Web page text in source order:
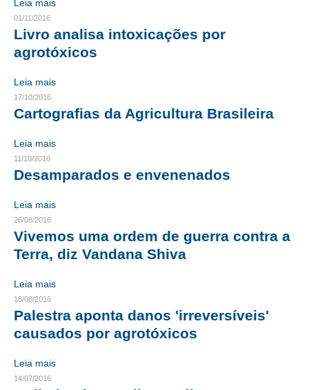
LEI 4.950-A/1966 – PISO SALARIAL
LEI 5.194/1966 – REGULAMENTAÇÃO DA PROFISSÃO
LEI 6.496/1977 – ART
RES 1.002/2002 – CÓDIGO DE ÉTICA
PISO SALARIAL
OPORTUNIDADES
APRESENTAÇÃO
CARREIRA
AUTÔNOMOS E SERVIÇOS
NEWSLETTER
Leia mais
01/11/2016
Livro analisa intoxicações por
agrotóxicos
Leia mais
17/10/2016
Cartografias da Agricultura Brasileira
Leia mais
11/10/2016
Desamparados e envenenados
Leia mais
26/08/2016
Vivemos uma ordem de guerra contra a
Terra, diz Vandana Shiva
Leia mais
18/08/2016
Palestra aponta danos 'irreversíveis'
causados por agrotóxicos
Leia mais
14/07/2016